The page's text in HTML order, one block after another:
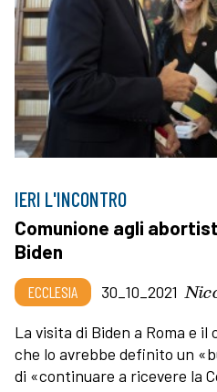
IERI L'INCONTRO
Comunione agli
Biden
ECCLESIA 30_10_2021
La visita di Biden a Roma e il
che lo avrebbe definito un
di «continuare a ricevere la